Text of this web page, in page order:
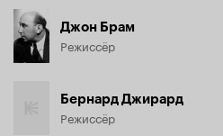
Джон Брам
Режиссёр
Бернард Джирард
Режиссёр